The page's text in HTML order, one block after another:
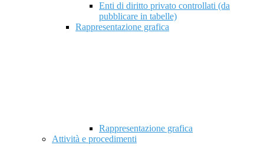
Enti di diritto privato controllati (da
pubblicare in tabelle)
Rappresentazione grafica
Rappresentazione grafica
Attività e procedimenti